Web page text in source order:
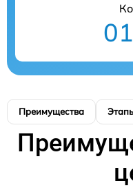
Преимущества